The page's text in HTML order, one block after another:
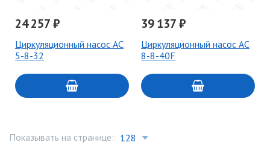
24 257 ₽
Циркуляционный насос AC
5-8-32
39 137 ₽
Циркуляционный насос AC
8-8-40F
Показывать на странице: